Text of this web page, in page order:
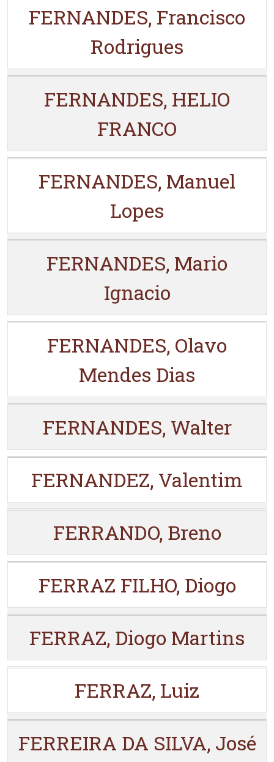
FERNANDES, Francisco
Rodrigues
FERNANDES, HELIO
FRANCO
FERNANDES, Manuel
Lopes
FERNANDES, Mario
Ignacio
FERNANDES, Olavo
Mendes Dias
FERNANDES, Walter
FERNANDEZ, Valentim
FERRANDO, Breno
FERRAZ FILHO, Diogo
FERRAZ, Diogo Martins
FERRAZ, Luiz
FERREIRA DA SILVA, José